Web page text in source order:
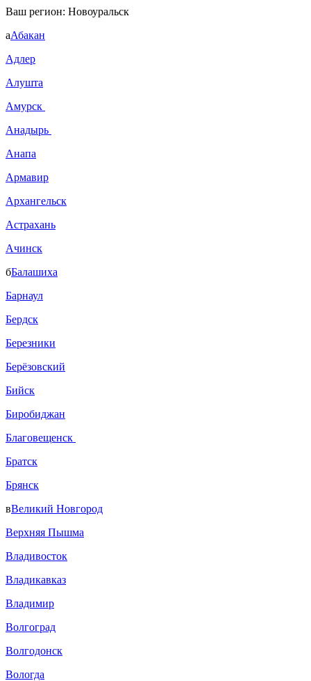
Ваш регион: Новоуральск
аАбакан
Адлер
Алушта
Амурск
Анадырь
Анапа
Армавир
Архангельск
Астрахань
Ачинск
бБалашиха
Барнаул
Бердск
Березники
Берёзовский
Бийск
Биробиджан
Благовещенск
Братск
Брянск
вВеликий Новгород
Верхняя Пышма
Владивосток
Владикавказ
Владимир
Волгоград
Волгодонск
Вологда